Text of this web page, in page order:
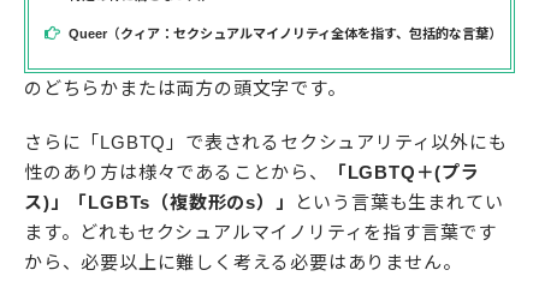
Queer（クィア：セクシュアルマイノリティ全体を指す、包括的な言葉）
のどちらかまたは両方の頭文字です。
さらに「LGBTQ」で表されるセクシュアリティ以外にも
性のあり方は様々であることから、
「LGBTQ＋(プラ
ス)」「LGBTs（複数形のs）」
という言葉も生まれてい
ます。どれもセクシュアルマイノリティを指す言葉です
から、必要以上に難しく考える必要はありません。